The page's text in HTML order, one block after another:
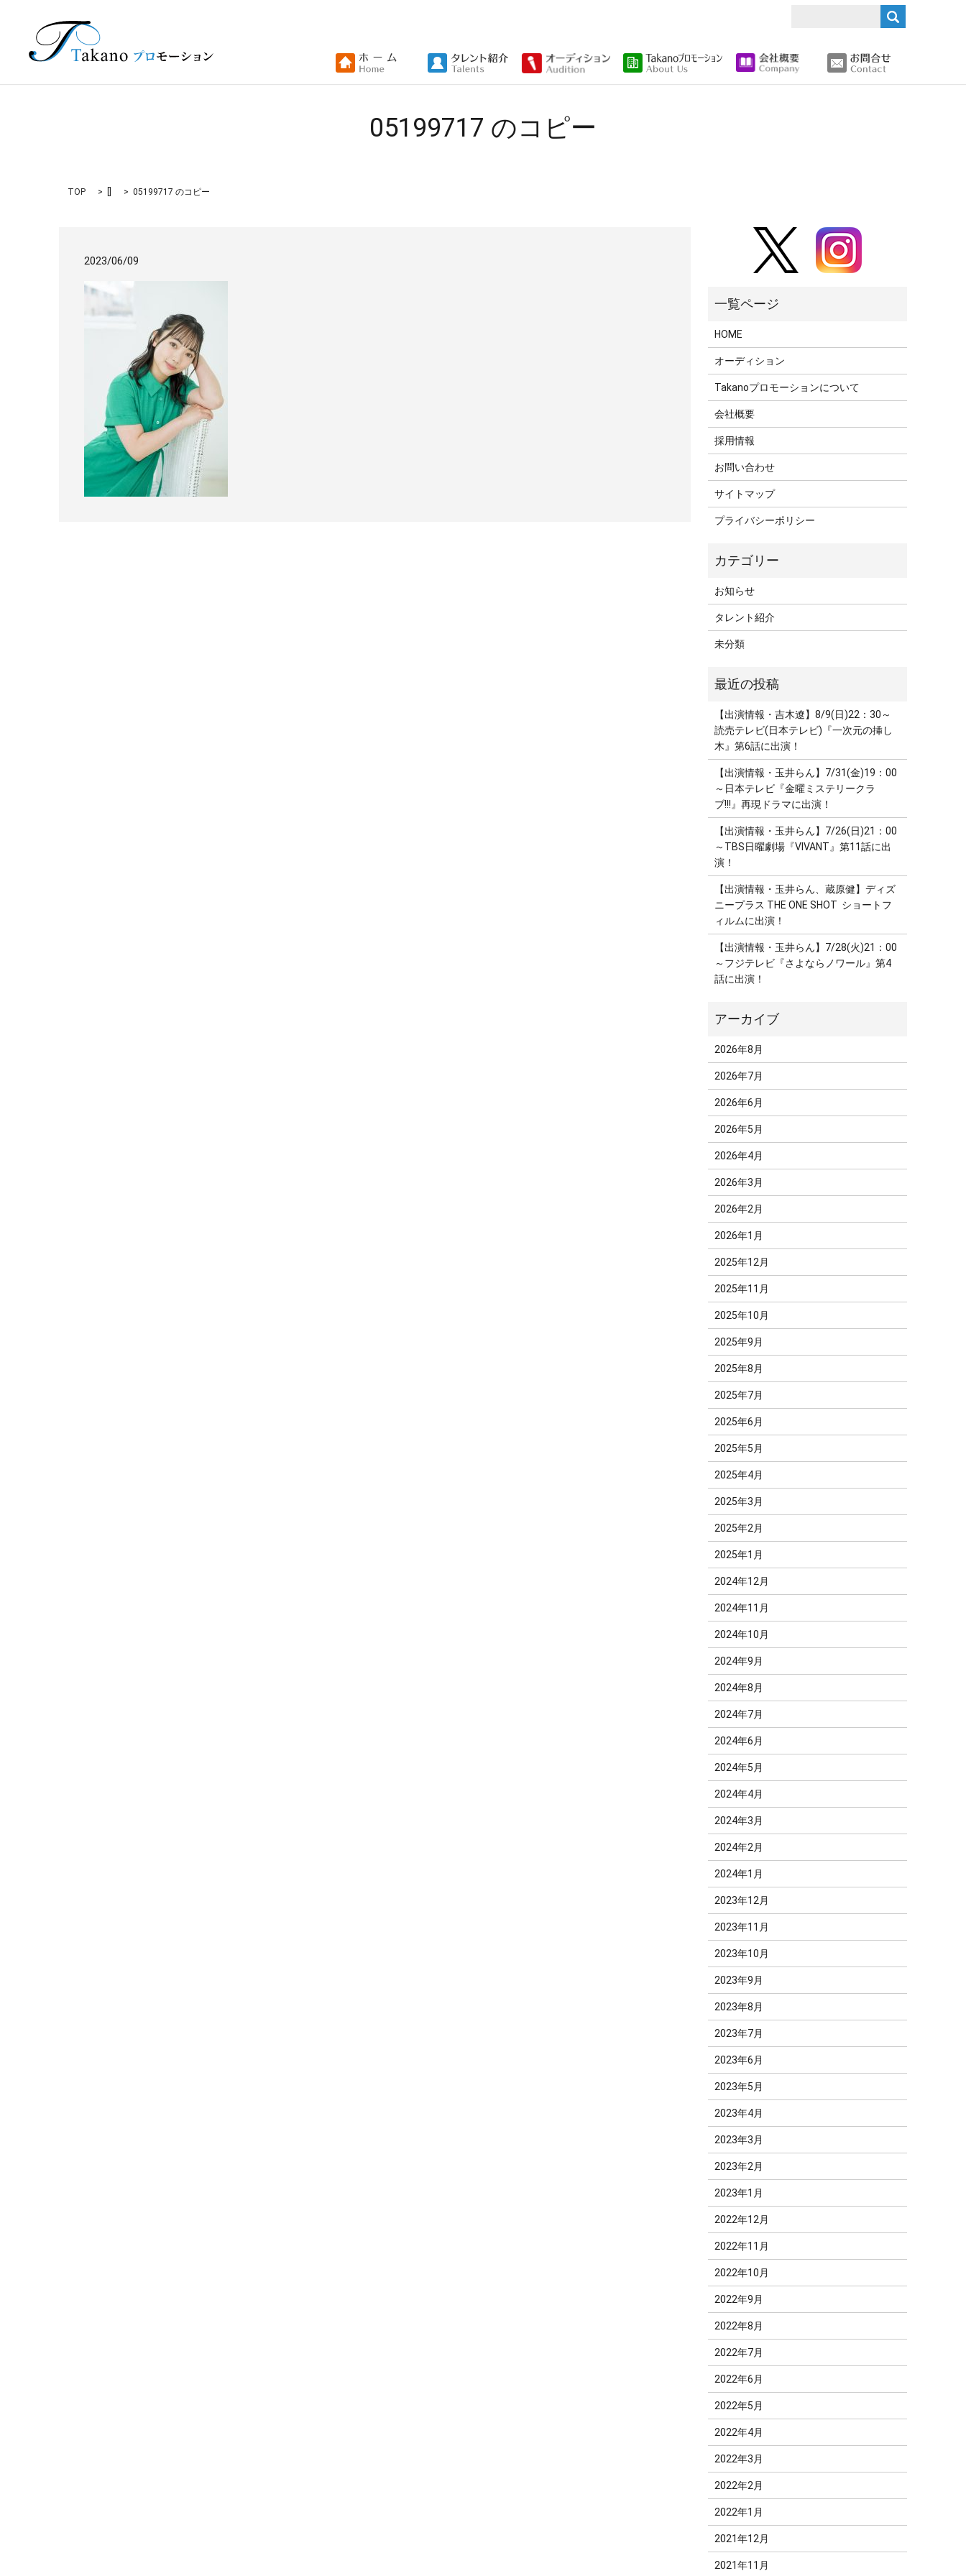
05199717 のコピー
TOP 05199717 のコピー
2023/06/09
HOME
オーディション
Takanoプロモーションについて
会社概要
採用情報
お問い合わせ
サイトマップ
プライバシーポリシー
お知らせ
タレント紹介
未分類
【出演情報・吉木遼】8/9(日)22：30～
読売テレビ(日本テレビ)『一次元の挿し
木』第6話に出演！
【出演情報・玉井らん】7/31(金)19：00
～日本テレビ『金曜ミステリークラ
ブ!!!』再現ドラマに出演！
【出演情報・玉井らん】7/26(日)21：00
～TBS日曜劇場『VIVANT』第11話に出
演！
【出演情報・玉井らん、蔵原健】ディズ
ニープラス THE ONE SHOT ショートフ
ィルムに出演！
【出演情報・玉井らん】7/28(火)21：00
～フジテレビ『さよならノワール』第4
話に出演！
2026年8月
2026年7月
2026年6月
2026年5月
2026年4月
2026年3月
2026年2月
2026年1月
2025年12月
2025年11月
2025年10月
2025年9月
2025年8月
2025年7月
2025年6月
2025年5月
2025年4月
2025年3月
2025年2月
2025年1月
2024年12月
2024年11月
2024年10月
2024年9月
2024年8月
2024年7月
2024年6月
2024年5月
2024年4月
2024年3月
2024年2月
2024年1月
2023年12月
2023年11月
2023年10月
2023年9月
2023年8月
2023年7月
2023年6月
2023年5月
2023年4月
2023年3月
2023年2月
2023年1月
2022年12月
2022年11月
2022年10月
2022年9月
2022年8月
2022年7月
2022年6月
2022年5月
2022年4月
2022年3月
2022年2月
2022年1月
2021年12月
2021年11月